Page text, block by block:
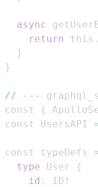
async
return
this .
}
}
// - - -
const
{
const UsersAPI
const typeDefs
type User
{
id :